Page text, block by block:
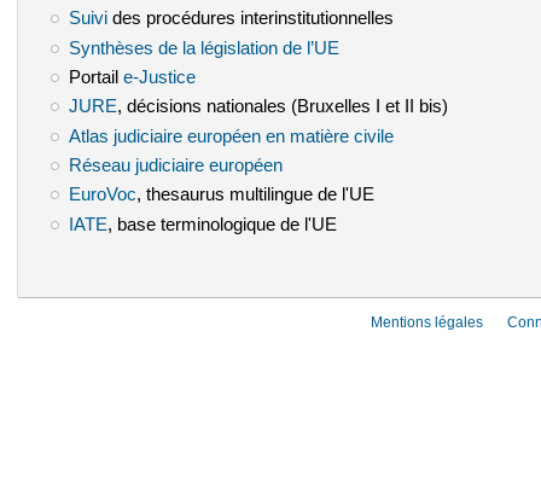
Suivi(le lien est externe)
des procédures interinstitutionnelles
Synthèses de la législation de l’UE
Portail e-Justice(le lien est externe)
JURE(le lien est externe)
, décisions nationales (Bruxelles I et II bis)
Atlas judiciaire européen en matière civile(le lien est externe)
Réseau judiciaire européen(le lien est externe)
EuroVoc(le lien est externe)
, thesaurus multilingue de l'UE
IATE (le lien est externe)
, base terminologique de l'UE
Mentions légales